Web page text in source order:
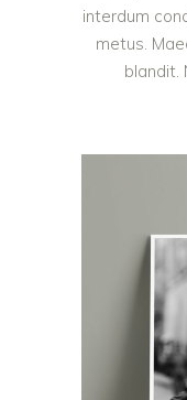
interdum
metus.
blandit.